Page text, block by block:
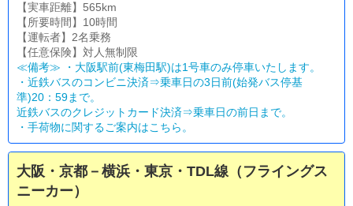
【実車距離】565km
【所要時間】10時間
【運転者】2名乗務
【任意保険】対人無制限
≪備考≫ ・大阪駅前(東梅田駅)は1号車のみ停車いたします。
・近鉄バスのコンビニ決済⇒乗車日の3日前(始発バス停基
準)20：59まで。
近鉄バスのクレジットカード決済⇒乗車日の前日まで。
・ 手荷物に関するご案内はこちら。
大阪・京都－横浜・東京・TDL線（フライングス
ニーカー）